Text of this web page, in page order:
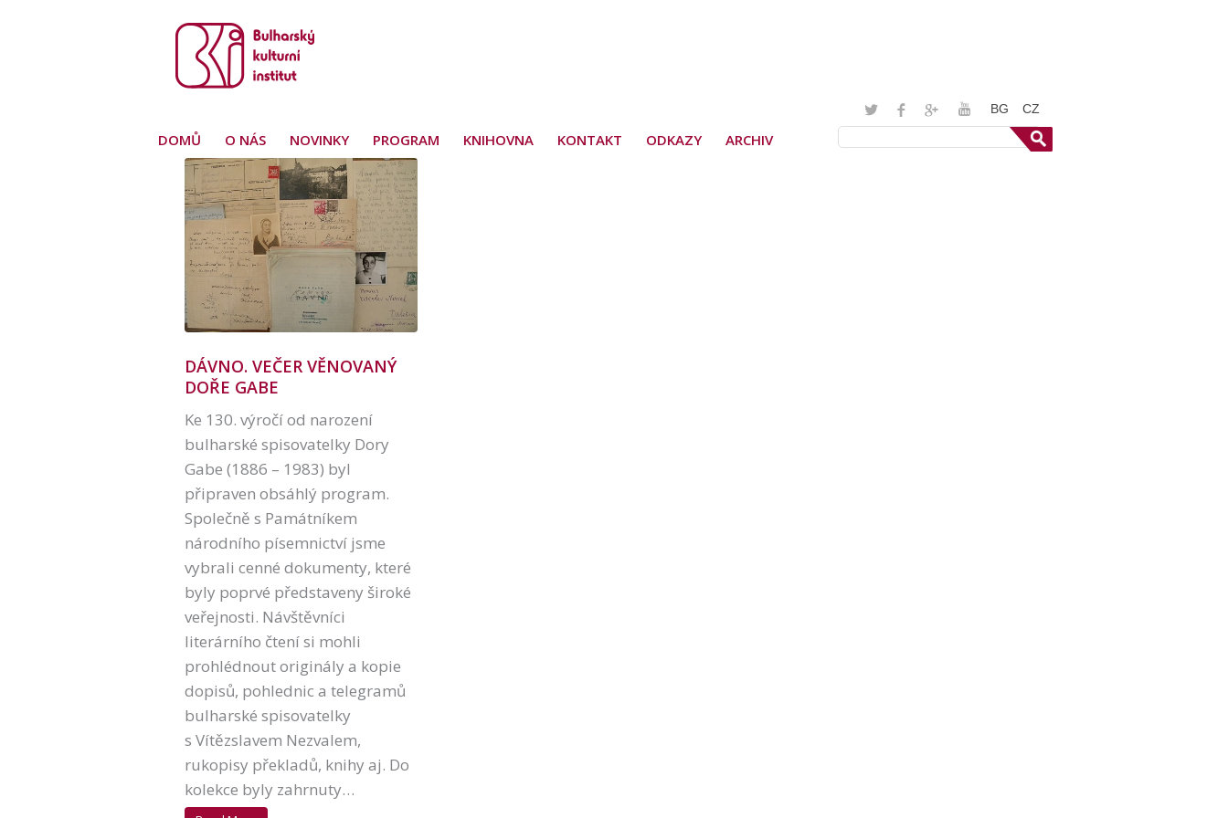
BG CZ
DOMŮ O NÁS NOVINKY PROGRAM KNIHOVNA KONTAKT ODKAZY ARCHIV
DÁVNO. VEČER VĚNOVANÝ
DOŘE GABE
Ke 130. výročí od narození
bulharské spisovatelky Dory
Gabe (1886 – 1983) byl
připraven obsáhlý program.
Společně s Památníkem
národního písemnictví jsme
vybrali cenné dokumenty, které
byly poprvé představeny široké
veřejnosti. Návštěvníci
literárního čtení si mohli
prohlédnout originály a kopie
dopisů, pohlednic a telegramů
bulharské spisovatelky
s Vítězslavem Nezvalem,
rukopisy překladů, knihy aj. Do
kolekce byly zahrnuty…